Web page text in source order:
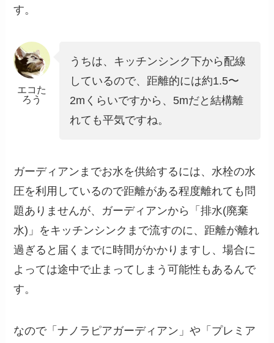
す。
エコた
ろう
うちは、キッチンシンク下から配線
しているので、距離的には約1.5〜
2mくらいですから、5mだと結構離
れても平気ですね。
ガーディアンまでお水を供給するには、水栓の水
圧を利用しているので距離がある程度離れても問
題ありませんが、ガーディアンから「排水(廃棄
水)」をキッチンシンクまで流すのに、距離が離れ
過ぎると届くまでに時間がかかりますし、場合に
よっては途中で止まってしまう可能性もあるんで
す。
なので「ナノラピアガーディアン」や「プレミア